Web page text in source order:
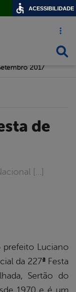
Acesso
2017
[…]
prefeito Luciano
da 227ªFesta
Sertão do
1970 e é um
ACESSIBILIDADE